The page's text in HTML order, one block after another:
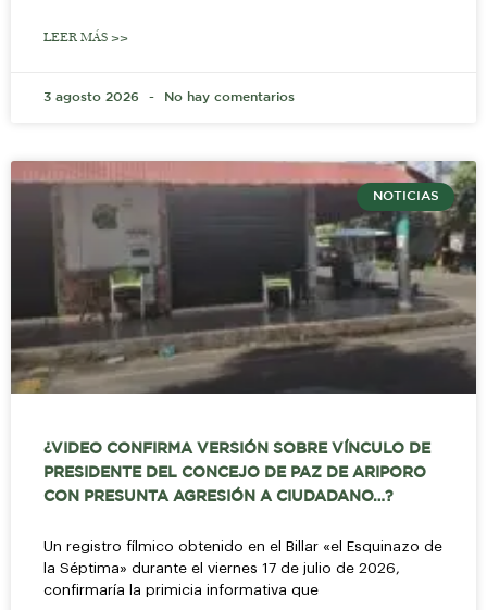
LEER MÁS >>
3 agosto 2026 No hay comentarios
NOTICIAS
¿VIDEO CONFIRMA VERSIÓN SOBRE VÍNCULO DE
PRESIDENTE DEL CONCEJO DE PAZ DE ARIPORO
CON PRESUNTA AGRESIÓN A CIUDADANO…?
Un registro fílmico obtenido en el Billar «el Esquinazo de
la Séptima» durante el viernes 17 de julio de 2026,
confirmaría la primicia informativa que